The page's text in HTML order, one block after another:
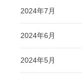
2024年7月
2024年6月
2024年5月